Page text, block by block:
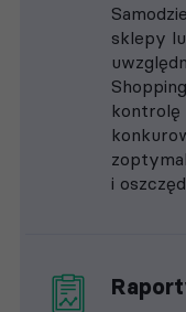
sklepy
kontrolę
i